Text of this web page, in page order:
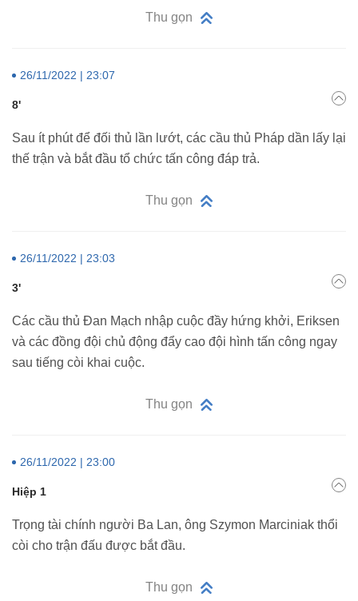
Thu gọn
26/11/2022 | 23:07
8'
Sau ít phút để đối thủ lần lướt, các cầu thủ Pháp dần lấy lại
thế trận và bắt đầu tổ chức tấn công đáp trả.
Thu gọn
26/11/2022 | 23:03
3'
Các cầu thủ Đan Mạch nhập cuộc đầy hứng khởi, Eriksen
và các đồng đội chủ động đẩy cao đội hình tấn công ngay
sau tiếng còi khai cuộc.
Thu gọn
26/11/2022 | 23:00
Hiệp 1
Trọng tài chính người Ba Lan, ông Szymon Marciniak thổi
còi cho trận đấu được bắt đầu.
Thu gọn